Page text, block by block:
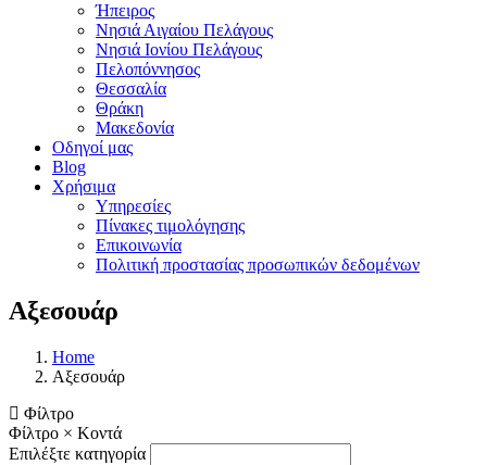
Ήπειρος
Νησιά Αιγαίου Πελάγους
Νησιά Ιονίου Πελάγους
Πελοπόννησος
Θεσσαλία
Θράκη
Μακεδονία
Οδηγοί μας
Blog
Χρήσιμα
Υπηρεσίες
Πίνακες τιμολόγησης
Επικοινωνία
Πολιτική προστασίας προσωπικών δεδομένων
Αξεσουάρ
Home
Αξεσουάρ
Φίλτρο
Φίλτρο × Κοντά
Επιλέξτε κατηγορία